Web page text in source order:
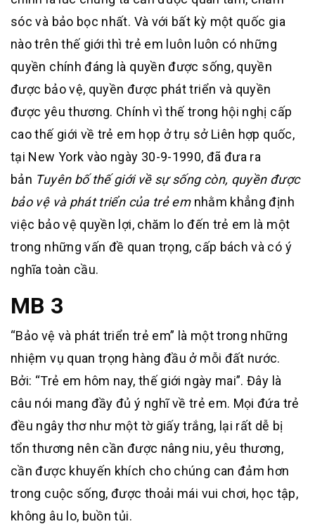
sóc và bảo bọc nhất. Và với bất kỳ một quốc gia
nào trên thế giới thì trẻ em luôn luôn có những
quyền chính đáng là quyền được sống, quyền
được bảo vệ, quyền được phát triển và quyền
được yêu thương. Chính vì thế trong hội nghị cấp
cao thế giới về trẻ em họp ở trụ sở Liên hợp quốc,
tại New York vào ngày 30-9-1990, đã đưa ra
bản Tuyên bố thế giới về sự sống còn, quyền được
bảo vệ và phát triển của trẻ emnhằm khẳng định
việc bảo vệ quyền lợi, chăm lo đến trẻ em là một
trong những vấn đề quan trọng, cấp bách và có ý
nghĩa toàn cầu.
MB 3
“Bảo vệ và phát triển trẻ em” là một trong những
nhiệm vụ quan trọng hàng đầu ở mỗi đất nước.
Bởi: “Trẻ em hôm nay, thế giới ngày mai”. Đây là
câu nói mang đầy đủ ý nghĩ về trẻ em. Mọi đứa trẻ
đều ngây thơ như một tờ giấy trắng, lại rất dễ bị
tổn thương nên cần được nâng niu, yêu thương,
cần được khuyến khích cho chúng can đảm hơn
trong cuộc sống, được thoải mái vui chơi, học tập,
không âu lo, buồn tủi.